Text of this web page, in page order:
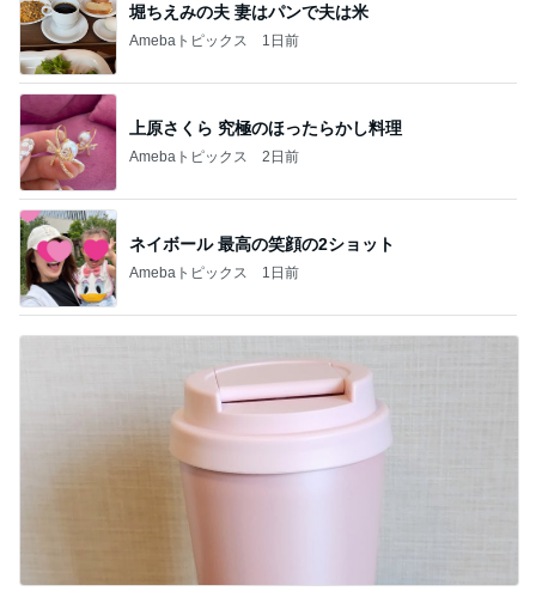
堀ちえみの夫 妻はパンで夫は米
Amebaトピックス 1日前
上原さくら 究極のほったらかし料理
Amebaトピックス 2日前
ネイボール 最高の笑顔の2ショット
Amebaトピックス 1日前